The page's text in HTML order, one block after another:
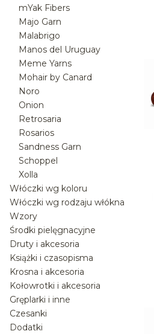
mYak Fibers
Majo Garn
Malabrigo
Manos del Uruguay
Meme Yarns
Mohair by Canard
Noro
Onion
Retrosaria
Rosarios
Sandness Garn
Schoppel
Xolla
Włóczki wg koloru
Włóczki wg rodzaju włókna
Wzory
Środki pielęgnacyjne
Druty i akcesoria
Książki i czasopisma
Krosna i akcesoria
Kołowrotki i akcesoria
Gręplarki i inne
Czesanki
Dodatki